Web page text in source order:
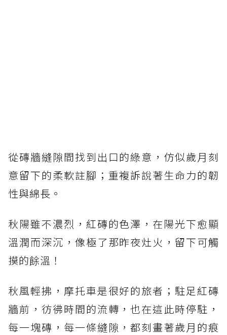
從磚牆縫隙間找到出口的綠意，仿似歲月刻
意留下的柔軟註腳；重複訴說著生命力的韌
性與綿長。
秋陽雖不濃烈，紅磚的色澤，在陽光下愈顯
溫潤而深沉，像極了那昨夜灶火，留下可觸
摸的餘溫！
秋風輕拂，摩托車是很好的旅者；駐足紅磚
牆前，彷彿時間的流轉，也在這此時停駐，
每一塊磚，每一條縫隙，都刻畫著歲月的痕